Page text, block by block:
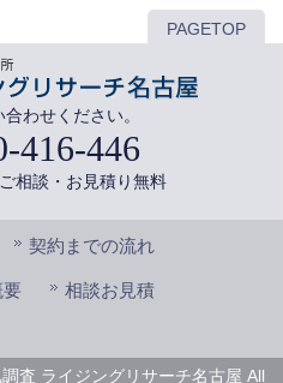
PAGETOP
わせください。
416-446
相談・お見積り無料
契約までの流れ
要 相談お見積
査 ライジングリサーチ名古屋 All